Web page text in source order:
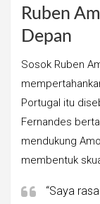
Ruben
Depan
Sosok Ruben
Portugal itu
Fernandes
mendukung
membentuk
“Saya